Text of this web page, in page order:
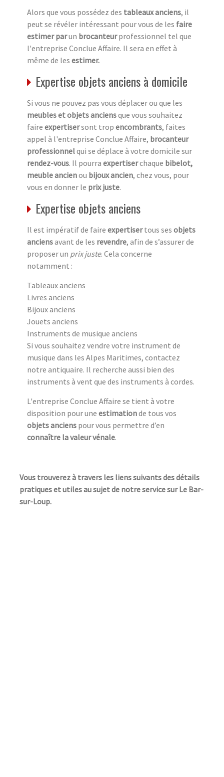
Alors que vous possédez des tableaux anciens, il
peut se révéler intéressant pour vous de les faire
estimer parun brocanteurprofessionnel tel que
l'entreprise Conclue Affaire. Il sera en effet à
même de les estimer.
Expertise objets anciens à domicile
Si vous ne pouvez pas vous déplacer ou que les
meubles et objets anciensque vous souhaitez
faire expertisersont trop encombrants, faites
appel à l'entreprise Conclue Affaire, brocanteur
professionnelqui se déplace à votre domicile sur
rendez-vous. Il pourra expertiserchaque bibelot,
meuble ancienou bijoux ancien, chez vous, pour
vous en donner le prix juste.
Expertise objets anciens
Il est impératif de faire expertisertous ses objets
anciensavant de les revendre, afin de s’assurer de
proposer un prix juste. Cela concerne
notamment :
Tableaux anciens
Livres anciens
Bijoux anciens
Jouets anciens
Instruments de musique anciens
Si vous souhaitez vendre votre instrument de
musique dans les Alpes Maritimes, contactez
notre antiquaire. Il recherche aussi bien des
instruments à vent que des instruments à cordes.
L'entreprise Conclue Affaire se tient à votre
disposition pour une estimationde tous vos
objets anciens pour vous permettre d’en
connaître la valeur vénale.
Vous trouverez à travers les liens suivants des détails
pratiques et utiles au sujet de notre service sur Le Bar-
sur-Loup.